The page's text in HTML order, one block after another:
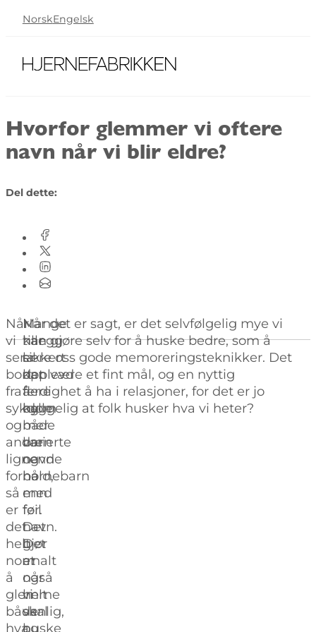
NorskEngelsk
Hvorfor glemmer vi oftere
navn når vi blir eldre?
Del dette:
Når
vi
ser
bort
fra
sykdom
og
andre
lignende
forhold,
så
er
det
helt
normalt
å
glemme
både
hva
I
tillegg
er
det
flere
og
mer
varierte
navn
nå
enn
før.
Det
gjør
at
når
vi
skal
huske
Mange
har
sikkert
opplevd
å
kalle
både
barn
og
barnebarn
med
feil
navn.
Det
er
også
helt
vanlig,
og
Når det er sagt, er det selvfølgelig mye vi
kan gjøre selv for å huske bedre, som å
lære oss gode memoreringsteknikker. Det
kan være et fint mål, og en nyttig
ferdighet å ha i relasjoner, for det er jo
hyggelig at folk husker hva vi heter?